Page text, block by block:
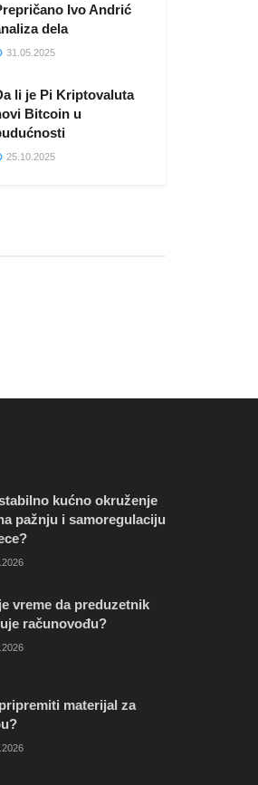
Ivo Andrić
dela
31.05.2025
li je Pi Kriptovaluta
Bitcoin u
25.10.2025
kućno okruženje
pažnju i samoregulaciju
vreme da preduzetnik
računovođu?
materijal za